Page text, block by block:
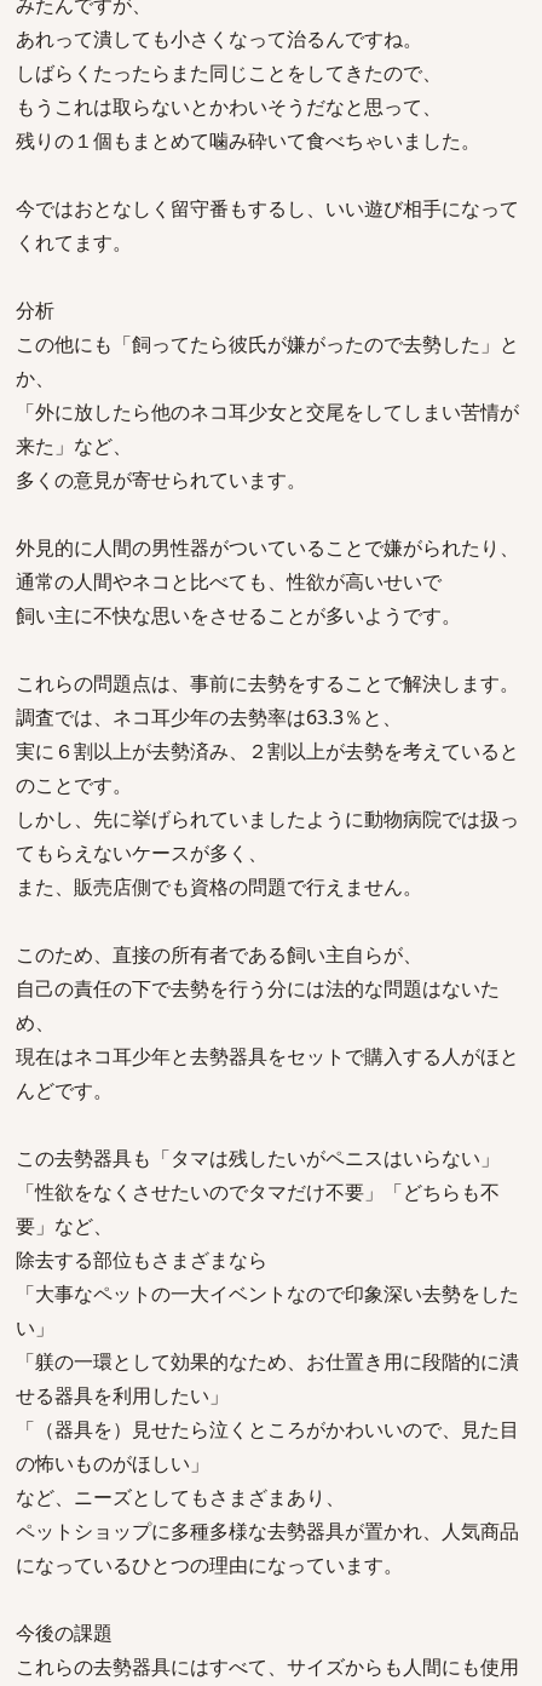
あれって潰しても小さくなって治るんですね。
しばらくたったらまた同じことをしてきたので、
もうこれは取らないとかわいそうだなと思って、
残りの１個もまとめて噛み砕いて食べちゃいました。
今ではおとなしく留守番もするし、いい遊び相手になって
くれてます。
分析
この他にも「飼ってたら彼氏が嫌がったので去勢した」と
か、
「外に放したら他のネコ耳少女と交尾をしてしまい苦情が
来た」など、
多くの意見が寄せられています。
外見的に人間の男性器がついていることで嫌がられたり、
通常の人間やネコと比べても、性欲が高いせいで
飼い主に不快な思いをさせることが多いようです。
これらの問題点は、事前に去勢をすることで解決します。
調査では、ネコ耳少年の去勢率は63.3％と、
実に６割以上が去勢済み、２割以上が去勢を考えていると
のことです。
しかし、先に挙げられていましたように動物病院では扱っ
てもらえないケースが多く、
また、販売店側でも資格の問題で行えません。
このため、直接の所有者である飼い主自らが、
自己の責任の下で去勢を行う分には法的な問題はないた
め、
現在はネコ耳少年と去勢器具をセットで購入する人がほと
んどです。
この去勢器具も「タマは残したいがペニスはいらない」
「性欲をなくさせたいのでタマだけ不要」「どちらも不
要」など、
除去する部位もさまざまなら
「大事なペットの一大イベントなので印象深い去勢をした
い」
「躾の一環として効果的なため、お仕置き用に段階的に潰
せる器具を利用したい」
「（器具を）見せたら泣くところがかわいいので、見た目
の怖いものがほしい」
など、ニーズとしてもさまざまあり、
ペットショップに多種多様な去勢器具が置かれ、人気商品
になっているひとつの理由になっています。
今後の課題
これらの去勢器具にはすべて、サイズからも人間にも使用